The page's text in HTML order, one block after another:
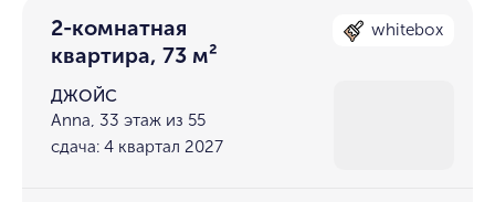
2-комнатная
квартира, 73 м²
whitebox
ДЖОЙС
Anna, 33 этаж из 55
сдача: 4 квартал 2027